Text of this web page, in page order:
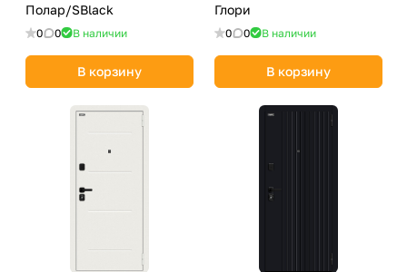
Полар/SBlack
0 0 В наличии
В корзину
Глори
0 0 В наличии
В корзину